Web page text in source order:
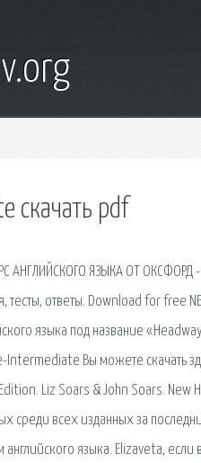
скачать pdf
АНГЛИЙСКОГО ЯЗЫКА ОТ ОКСФОРД
тесты, ответы. Download for free
языка под название
Вы можете скачать
Liz Soars & John Soars.
среди всех изданных за
английского языка. Elizaveta,